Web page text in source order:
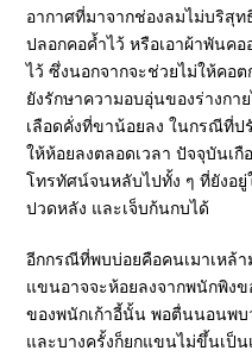
อากาศที่มาจากช่องลมไม่บริสุท
ปลอกคอค้ำไว้ หรือเอาผ้าพันค
ไว้ ซึ่งนอกจากจะช่วยไม่ให้คอ
ยังรักษาความอบอุ่นของร่างกา
เลือดคั่งที่ขาน้อยลง ในกรณีที่ป
ให้ห้อยลงตลอดเวลา ปัจจุบันเกื
โทรทัศน์จนหลับไปทั้ง ๆ ที่ยังอ
ปวดหลัง และเจ็บก้นกบได้
อีกกรณีที่พบบ่อยคือคนเมาเหล้
แขนอาจจะห้อยลงจากพนักพิง
ของพนักเก้าอี้นั้น พอตื่นนอนพ
และบางครั้งก็ยกแขนไม่ขึ้นเป็